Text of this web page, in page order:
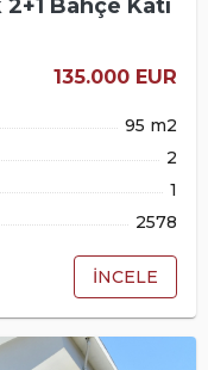
Bahçe Katı
135.000 EUR
95 m2
2
1
2578
İNCELE